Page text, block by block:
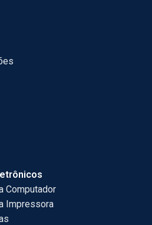
Computador
Impressora